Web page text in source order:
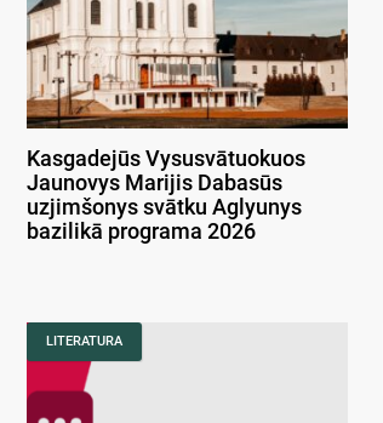
Kasgadejūs Vysusvātuokuos
Jaunovys Marijis Dabasūs
uzjimšonys svātku Aglyunys
bazilikā programa 2026
LITERATURA